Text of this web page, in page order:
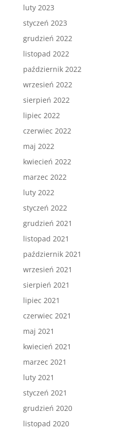
luty 2023
styczeń 2023
grudzień 2022
listopad 2022
październik 2022
wrzesień 2022
sierpień 2022
lipiec 2022
czerwiec 2022
maj 2022
kwiecień 2022
marzec 2022
luty 2022
styczeń 2022
grudzień 2021
listopad 2021
październik 2021
wrzesień 2021
sierpień 2021
lipiec 2021
czerwiec 2021
maj 2021
kwiecień 2021
marzec 2021
luty 2021
styczeń 2021
grudzień 2020
listopad 2020